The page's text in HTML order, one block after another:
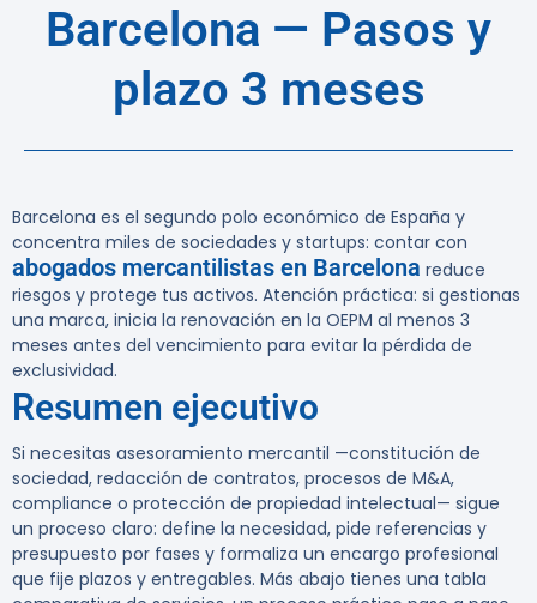
Barcelona — Pasos y
plazo 3 meses
Barcelona es el segundo polo económico de España y
concentra miles de sociedades y startups: contar con
abogados mercantilistas en Barcelona reduce
riesgos y protege tus activos. Atención práctica: si gestionas
una marca, inicia la renovación en la OEPM al menos 3
meses antes del vencimiento para evitar la pérdida de
exclusividad.
Resumen ejecutivo
Si necesitas asesoramiento mercantil —constitución de
sociedad, redacción de contratos, procesos de M&A,
compliance o protección de propiedad intelectual— sigue
un proceso claro: define la necesidad, pide referencias y
presupuesto por fases y formaliza un encargo profesional
que fije plazos y entregables. Más abajo tienes una tabla